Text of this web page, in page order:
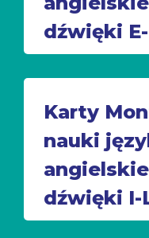
dźwięki
Karty
nauki
dźwięki I-